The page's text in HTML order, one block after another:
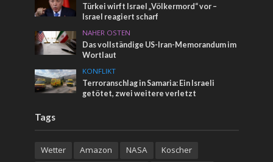
Türkei wirft Israel „Völkermord“ vor –
Israel reagiert scharf
NAHER OSTEN
Das vollständige US-Iran-Memorandum im
Wortlaut
KONFLIKT
Terroranschlag in Samaria: Ein Israeli
getötet, zwei weitere verletzt
Tags
Wetter Amazon NASA
Koscher